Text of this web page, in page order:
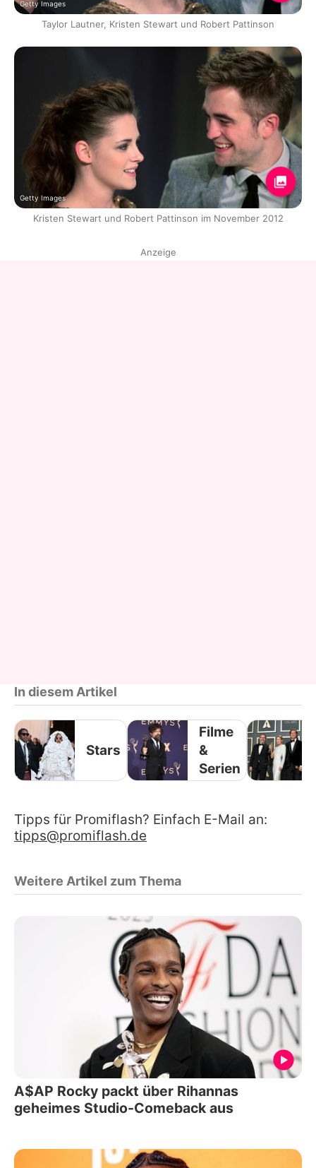
Getty Images
Taylor Lautner, Kristen Stewart und Robert Pattinson
Getty Images
Kristen Stewart und Robert Pattinson im November 2012
Anzeige
In diesem Artikel
Stars
Filme
&
Serien
Tipps für Promiflash? Einfach E-Mail an:
tipps@promiflash.de
Weitere Artikel zum Thema
A$AP Rocky packt über Rihannas
geheimes Studio-Comeback aus